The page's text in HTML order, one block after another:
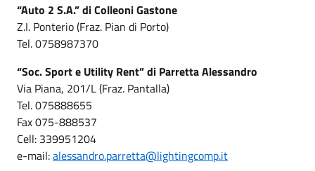
“Auto 2 S.A.” di Colleoni Gastone
Z.I. Ponterio (Fraz. Pian di Porto)
Tel. 0758987370
“Soc. Sport e Utility Rent” di Parretta Alessandro
Via Piana, 201/L (Fraz. Pantalla)
Tel. 075888655
Fax 075-888537
Cell: 339951204
e-mail:alessandro.parretta@lightingcomp.it